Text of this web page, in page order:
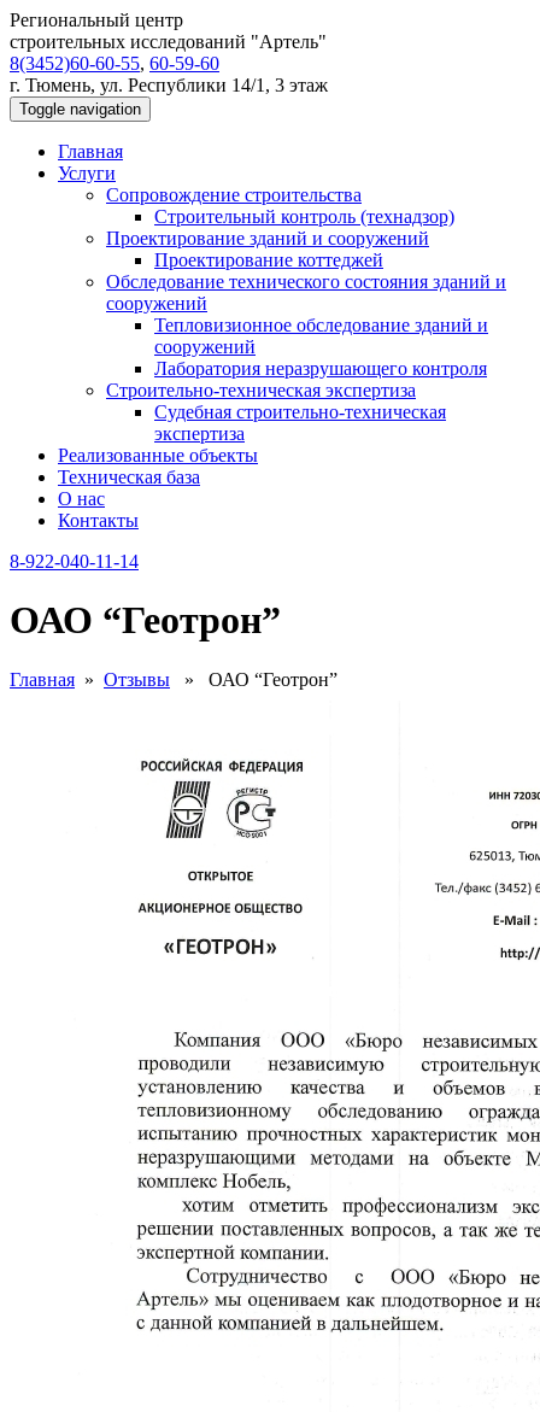
Региональный центр
строительных исследований "Артель"
8(3452)60-60-55, 60-59-60
г. Тюмень, ул. Республики 14/1, 3 этаж
Toggle navigation
Главная
Услуги
Сопровождение строительства
Строительный контроль (технадзор)
Проектирование зданий и сооружений
Проектирование коттеджей
Обследование технического состояния зданий и
сооружений
Тепловизионное обследование зданий и
сооружений
Лаборатория неразрушающего контроля
Строительно-техническая экспертиза
Судебная строительно-техническая
экспертиза
Реализованные объекты
Техническая база
О нас
Контакты
8-922-040-11-14
ОАО “Геотрон”
Главная » Отзывы » ОАО “Геотрон”